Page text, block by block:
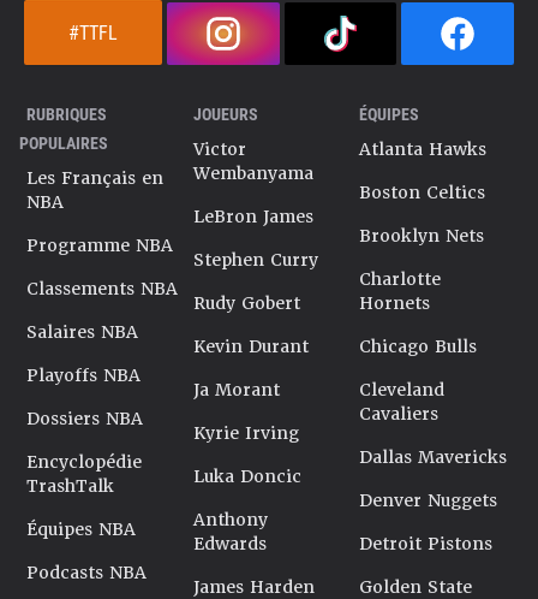
#TTFL
RUBRIQUES
POPULAIRES
Les Français en
NBA
Programme NBA
Classements NBA
Salaires NBA
Playoffs NBA
Dossiers NBA
Encyclopédie
TrashTalk
Équipes NBA
Podcasts NBA
JOUEURS
Victor
Wembanyama
LeBron James
Stephen Curry
Rudy Gobert
Kevin Durant
Ja Morant
Kyrie Irving
Luka Doncic
Anthony
Edwards
James Harden
ÉQUIPES
Atlanta Hawks
Boston Celtics
Brooklyn Nets
Charlotte
Hornets
Chicago Bulls
Cleveland
Cavaliers
Dallas Mavericks
Denver Nuggets
Detroit Pistons
Golden State